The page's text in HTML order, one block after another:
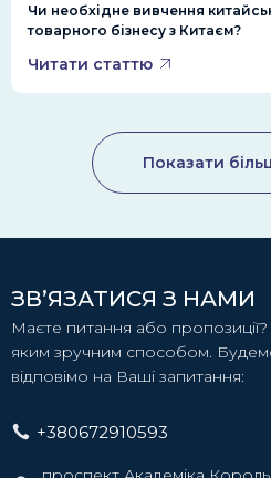
Чи необхідне вивчення
товарного бізнесу з Китаєм?
Читати статтю
Показати
ЗВ’ЯЗАТИСЯ З НАМИ
Маєте питання або пропозиції?
яким зручним способом.
відповімо на Ваші запитання:
+380672910593